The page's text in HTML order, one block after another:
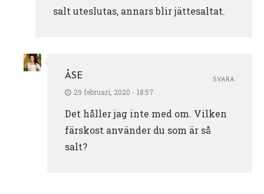
salt uteslutas, annars blir jättesaltat.
ÅSE
29 februari, 2020 - 18:57
Det håller jag inte med om. Vilken
färskost använder du som är så
salt?
SVARA